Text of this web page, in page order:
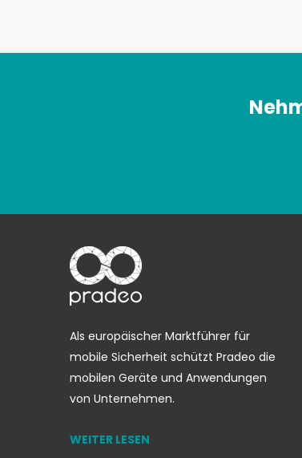
Als europäischer Marktführer für
mobile Sicherheit schützt Pradeo die
mobilen Geräte und Anwendungen
von Unternehmen.
WEITER LESEN